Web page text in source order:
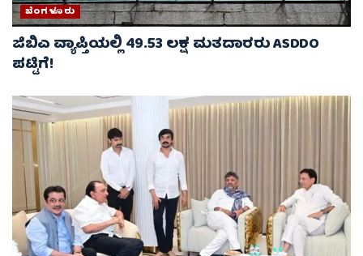
ಬೆಂಗಳೂರು
ಜಿಬಿಎ ವ್ಯಾಪ್ತಿಯಲ್ಲಿ 49.53 ಲಕ್ಷ ಮತದಾರರು ASDDO
ಪಟ್ಟಿಗೆ!